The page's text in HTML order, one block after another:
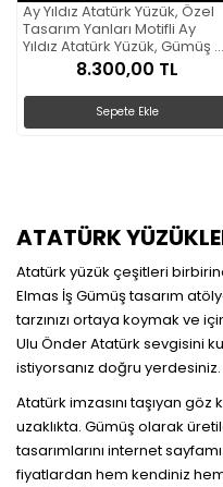
Ay Yıldız Atatürk Yüzük, Özel
Tasarım Yanları Motifli Ay
Yıldız Atatürk Yüzük, Gümüş Ay
Yıldız Atatürk Yüzük
8.300,00 TL
Sepete Ekle
ATATÜRK
Atatürk yüzük çeşitleri
Elmas İş Gümüş tasarım
tarzınızı ortaya koymak ve
Ulu Önder Atatürk sevgisini
istiyorsanız doğru yerdesiniz.
Atatürk imzasını taşıyan göz
uzaklıkta. Gümüş olarak
tasarımlarını internet
fiyatlardan hem kendiniz